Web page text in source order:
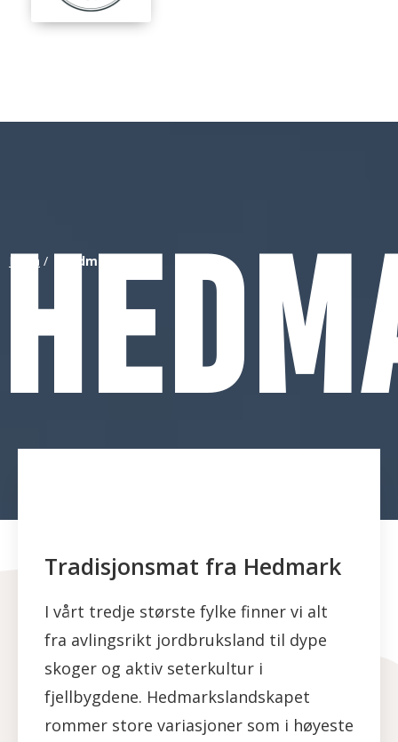
Hjem / Hedmark
Tradisjonsmat fra Hedmark
I vårt tredje største fylke finner vi alt
fra avlingsrikt jordbruksland til dype
skoger og aktiv seterkultur i
fjellbygdene. Hedmarkslandskapet
rommer store variasjoner som i høyeste